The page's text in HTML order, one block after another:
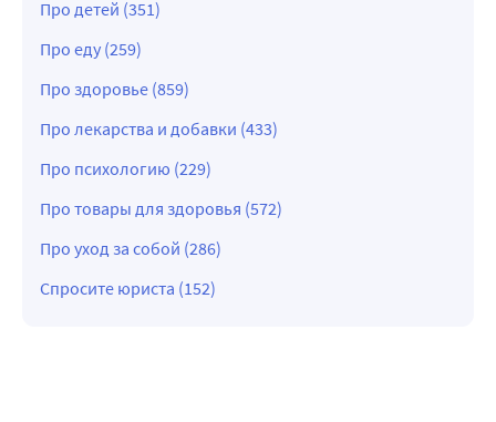
Про детей (351)
Про еду (259)
Про здоровье (859)
Про лекарства и добавки (433)
Про психологию (229)
Про товары для здоровья (572)
Про уход за собой (286)
Спросите юриста (152)